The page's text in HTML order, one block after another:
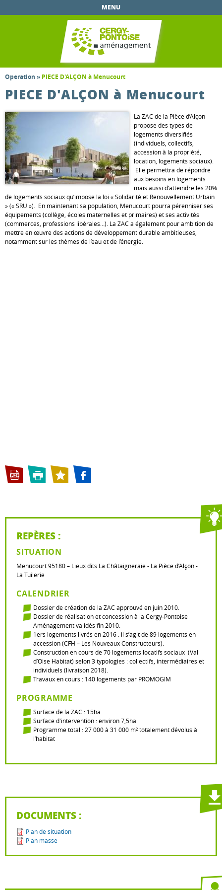
Aller au
contenu
MENU
Operation » PIECE D'ALÇON à Menucourt
PIECE D'ALÇON à Menucourt
La ZAC de la Pièce d’Alçon
propose des types de
logements diversifiés
(individuels, collectifs,
accession à la propriété,
location, logements sociaux).
Elle permettra de répondre
aux besoins en logements
mais aussi d’atteindre les 20%
de logements sociaux qu’impose la loi « Solidarité et Renouvellement Urbain
» (« SRU »). En maintenant sa population, Menucourt pourra pérenniser ses
équipements (collège, écoles maternelles et primaires) et ses activités
(commerces, professions libérales…). La ZAC a également pour ambition de
mettre en œuvre des actions de développement durable ambitieuses,
notamment sur les thèmes de l’eau et de l’énergie.
REPÈRES :
SITUATION
Menucourt 95180 – Lieux dits La Châtaigneraie - La Pièce d’Alçon -
La Tuilerie
CALENDRIER
Dossier de création de la ZAC approuvé en juin 2010.
Dossier de réalisation et concession à la Cergy-Pontoise
Aménagement validés fin 2010.
1ers logements livrés en 2016 : il s’agit de 89 logements en
accession (CFH – Les Nouveaux Constructeurs).
Construction en cours de 70 logements locatifs sociaux (Val
d’Oise Habitat) selon 3 typologies : collectifs, intermédiaires et
individuels (livraison 2018).
Travaux en cours : 140 logements par PROMOGIM
PROGRAMME
Surface de la ZAC : 15ha
Surface d'intervention : environ 7,5ha
Programme total : 27 000 à 31 000 m² totalement dévolus à
l’habitat
DOCUMENTS :
Plan de situation
Plan masse